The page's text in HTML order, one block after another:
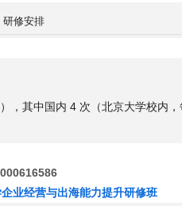
研修安排
，其中国内 4 次（北京大学校内
业经营与出海能力提升研修班